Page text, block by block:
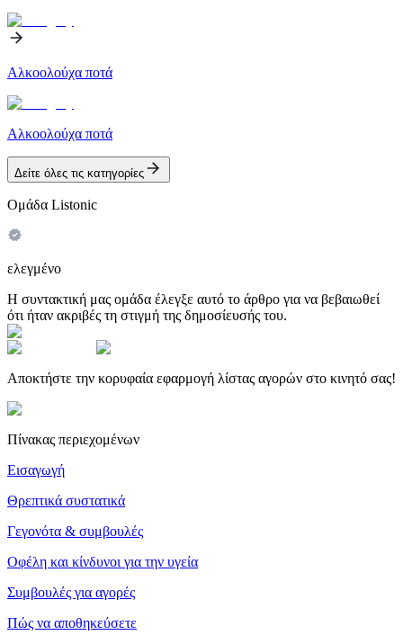
Αλκοολούχα ποτά
Αλκοολούχα ποτά
Δείτε όλες τις κατηγορίες
Ομάδα Listonic
ελεγμένο
Η συντακτική μας ομάδα έλεγξε αυτό το άρθρο για να βεβαιωθεί
ότι ήταν ακριβές τη στιγμή της δημοσίευσής του.
Αποκτήστε την κορυφαία εφαρμογή λίστας αγορών στο κινητό σας!
Πίνακας περιεχομένων
Εισαγωγή
Θρεπτικά συστατικά
Γεγονότα & συμβουλές
Οφέλη και κίνδυνοι για την υγεία
Συμβουλές για αγορές
Πώς να αποθηκεύσετε